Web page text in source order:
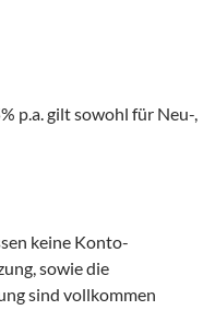
p.a. gilt sowohl für Neu-,
keine Konto-
sowie die
sind vollkommen